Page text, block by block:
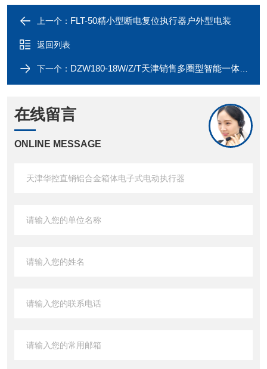
上一个： FLT-50精小型断电复位执行器户外型电装
返回列表
下一个： DZW180-18W/Z/T天津销售多圈型智能一体化电动执行器
在线留言
ONLINE MESSAGE